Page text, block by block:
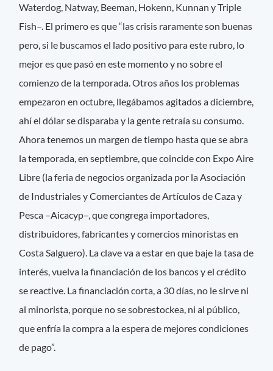
Waterdog, Natway, Beeman, Hokenn, Kunnan y Triple
Fish–. El primero es que “las crisis raramente son buenas
pero, si le buscamos el lado positivo para este rubro, lo
mejor es que pasó en este momento y no sobre el
comienzo de la temporada. Otros años los problemas
empezaron en octubre, llegábamos agitados a diciembre,
ahí el dólar se disparaba y la gente retraía su consumo.
Ahora tenemos un margen de tiempo hasta que se abra
la temporada, en septiembre, que coincide con Expo Aire
Libre (la feria de negocios organizada por la Asociación
de Industriales y Comerciantes de Artículos de Caza y
Pesca –Aicacyp–, que congrega importadores,
distribuidores, fabricantes y comercios minoristas en
Costa Salguero). La clave va a estar en que baje la tasa de
interés, vuelva la financiación de los bancos y el crédito
se reactive. La financiación corta, a 30 días, no le sirve ni
al minorista, porque no se sobrestockea, ni al público,
que enfría la compra a la espera de mejores condiciones
de pago”.